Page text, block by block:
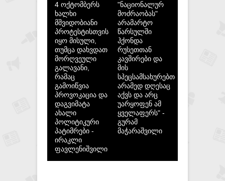
4 ოქტომბერს
ხალხი
მშვიდობიანი
პროტესტისთვის
იყო მისული,
თუმცა დახვდათ
მორღვეული
გალავანი,
რამაც
გამოიწვია
პროვოკაცია და
დაგვიმატა
ახალი
პოლიტიკური
პატიმრები -
ირაკლი
ფავლენიშვილი
"ნაციონალურ
მოძრაობას"
არამარტო
წარსულში
ჰქონდა
რუსეთთან
კავშირები და
მის
სპეცსამსახურებთან,
არამედ დღესაც
აქვს და არც
უარყოფენ ამ
ყველაფერს" -
გურამ
მაჭარაშვილი